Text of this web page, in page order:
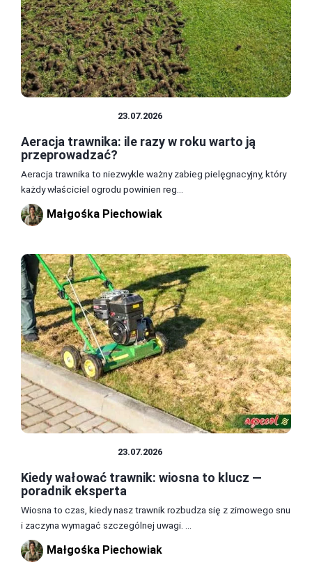
23.07.2026
Aeracja trawnika: ile razy w roku warto ją
przeprowadzać?
Aeracja trawnika to niezwykle ważny zabieg pielęgnacyjny, który
każdy właściciel ogrodu powinien reg...
Małgośka Piechowiak
23.07.2026
Kiedy wałować trawnik: wiosna to klucz —
poradnik eksperta
Wiosna to czas, kiedy nasz trawnik rozbudza się z zimowego snu
i zaczyna wymagać szczególnej uwagi. ...
Małgośka Piechowiak